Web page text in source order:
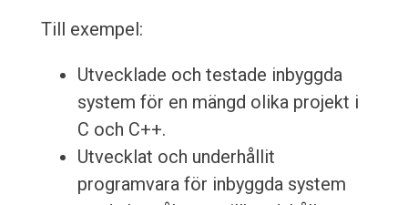
Till exempel:
Utvecklade och testade inbyggda
system för en mängd olika projekt i
C och C++.
Utvecklat och underhållit
programvara för inbyggda system